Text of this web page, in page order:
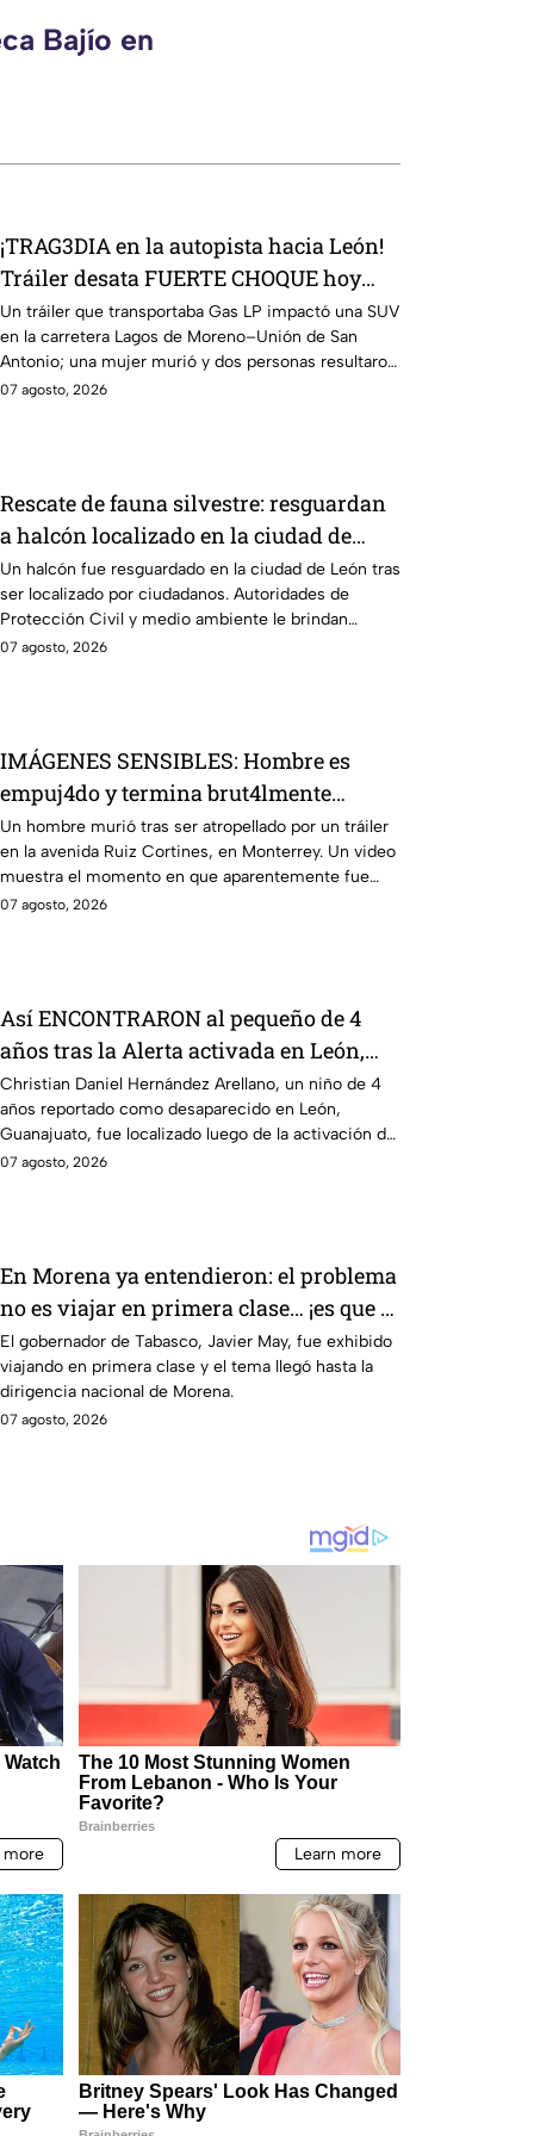
Bajío en
¡TRAG3DIA en la autopista hacia León!
Tráiler desata FUERTE CHOQUE hoy
viernes y una mujer pierde la vida
Un tráiler que transportaba Gas LP impactó una SUV
en la carretera Lagos de Moreno–Unión de San
Antonio; una mujer murió y dos personas resultaron
lesionadas.
07 agosto, 2026
Rescate de fauna silvestre: resguardan
a halcón localizado en la ciudad de
León
Un halcón fue resguardado en la ciudad de León tras
ser localizado por ciudadanos. Autoridades de
Protección Civil y medio ambiente le brindan
atención.
07 agosto, 2026
IMÁGENES SENSIBLES: Hombre es
empuj4do y termina brut4lmente
ATROP3LLADO por un tráiler; así
ocurrió la trag3dia
Un hombre murió tras ser atropellado por un tráiler
en la avenida Ruiz Cortines, en Monterrey. Un video
muestra el momento en que aparentemente fue
empujado antes del hecho.
07 agosto, 2026
Así ENCONTRARON al pequeño de 4
años tras la Alerta activada en León,
Guanajuato: CONFIRMAN H4LLAZGO
Christian Daniel Hernández Arellano, un niño de 4
años reportado como desaparecido en León,
Guanajuato, fue localizado luego de la activación de
la Alerta.
07 agosto, 2026
En Morena ya entendieron: el problema
no es viajar en primera clase… ¡es que te
graben!
El gobernador de Tabasco, Javier May, fue exhibido
viajando en primera clase y el tema llegó hasta la
dirigencia nacional de Morena.
07 agosto, 2026